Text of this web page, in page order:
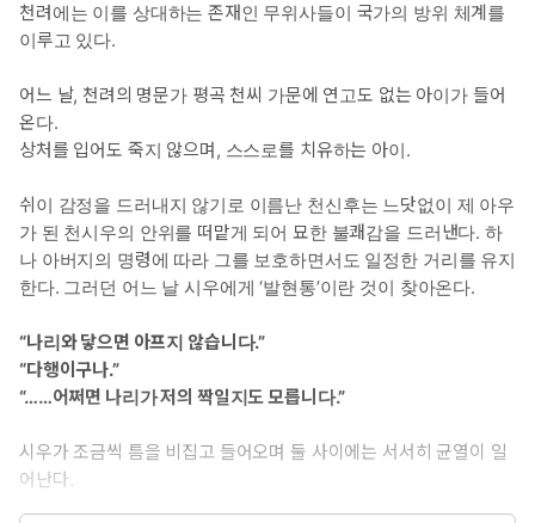
천려에는 이를 상대하는 존재인 무위사들이 국가의 방위 체계를
이루고 있다.
어느 날, 천려의 명문가 평곡 천씨 가문에 연고도 없는 아이가 들어
온다.
상처를 입어도 죽지 않으며, 스스로를 치유하는 아이.
쉬이 감정을 드러내지 않기로 이름난 천신후는 느닷없이 제 아우
가 된 천시우의 안위를 떠맡게 되어 묘한 불쾌감을 드러낸다. 하
나 아버지의 명령에 따라 그를 보호하면서도 일정한 거리를 유지
한다. 그러던 어느 날 시우에게 ‘발현통’이란 것이 찾아온다.
“나리와 닿으면 아프지 않습니다.”
“다행이구나.”
“……어쩌면 나리가 저의 짝일지도 모릅니다.”
시우가 조금씩 틈을 비집고 들어오며 둘 사이에는 서서히 균열이 일
어난다.